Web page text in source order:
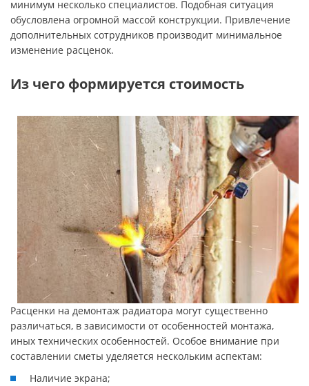
минимум несколько специалистов. Подобная ситуация
обусловлена огромной массой конструкции. Привлечение
дополнительных сотрудников производит минимальное
изменение расценок.
Из чего формируется стоимость
Расценки на демонтаж радиатора могут существенно
различаться, в зависимости от особенностей монтажа,
иных технических особенностей. Особое внимание при
составлении сметы уделяется нескольким аспектам:
Наличие экрана;